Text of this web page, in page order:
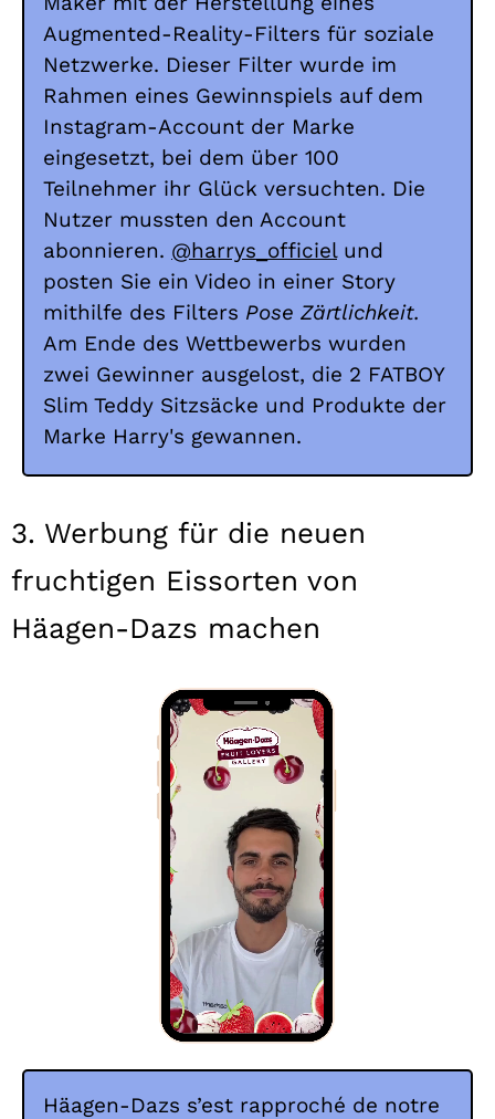
Augmented-Reality-Filters für soziale
Netzwerke. Dieser Filter wurde im
Rahmen eines Gewinnspiels auf dem
Instagram-Account der Marke
eingesetzt, bei dem über 100
Teilnehmer ihr Glück versuchten. Die
Nutzer mussten den Account
abonnieren. @harrys_officielund
posten Sie ein Video in einer Story
mithilfe des Filters Pose Zärtlichkeit.
Am Ende des Wettbewerbs wurden
zwei Gewinner ausgelost, die 2 FATBOY
Slim Teddy Sitzsäcke und Produkte der
Marke Harry's gewannen.
3. Werbung für die neuen
fruchtigen Eissorten von
Häagen-Dazs machen
Häagen-Dazs s’est rapproché de notre